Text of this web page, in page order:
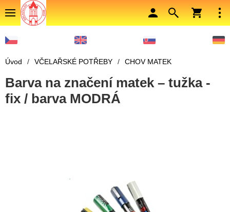
Úvod / VČELAŘSKÉ POTŘEBY / CHOV MATEK
Barva na značení matek – tužka -
fix / barva MODRÁ